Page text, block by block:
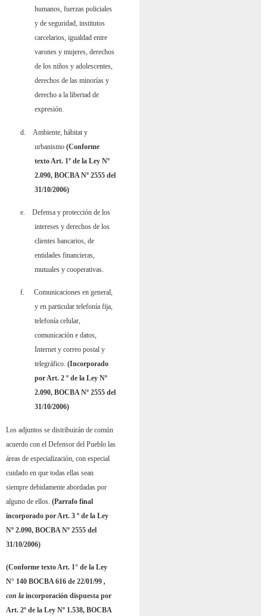
humanos, fuerzas policiales
y de seguridad, institutos
carcelarios, igualdad entre
varones y mujeres, derechos
de los niños y adolescentes,
derechos de las minorías y
derecho a la libertad de
expresión.
d.
Ambiente, hábitat y
urbanismo (Conforme
texto Art. 1º de la Ley Nº
2.090, BOCBA Nº 2555 del
31/10/2006)
e.
Defensa y protección de los
intereses y derechos de los
clientes bancarios, de
entidades financieras,
mutuales y cooperativas.
f.
Comunicaciones en general,
y en particular telefonía fija,
telefonía celular,
comunicación e datos,
Internet y correo postal y
telegráfico. (Incorporado
por Art. 2 º de la Ley Nº
2.090, BOCBA Nº 2555 del
31/10/2006)
Los adjuntos se distribuirán de común
acuerdo con el Defensor del Pueblo las
áreas de especialización, con especial
cuidado en que todas ellas sean
siempre debidamente abordadas por
alguno de ellos. (Parrafo final
incorporado por Art. 3 º de la Ley
Nº 2.090, BOCBA Nº 2555 del
31/10/2006)
(Conforme texto Art. 1° de la Ley
N° 140 BOCBA 616 de 22/01/99 ,
con la incorporación dispuesta por
Art. 2º de la Ley Nº 1.538, BOCBA